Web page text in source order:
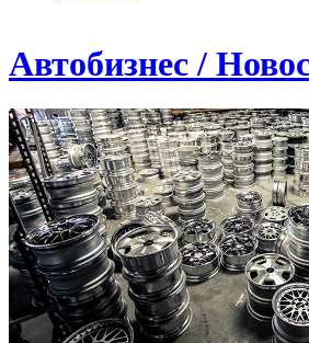
Автобизнес /